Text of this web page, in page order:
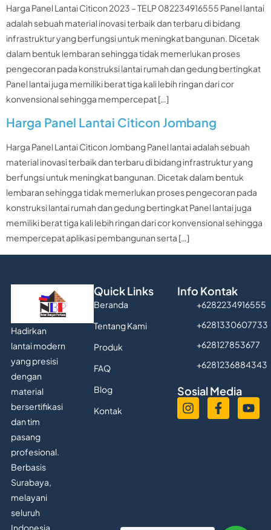
Harga Panel Lantai Citicon 2023 – TELP 082234916555 Panel lantai
adalah sebuah material inovasi terbaik dan terbaru di bidang
infrastruktur yang berfungsi untuk meningkat bangunan. Dicetak
dalam bentuk lembaran sehingga tidak memerlukan proses
pengecoran pada konstruksi lantai rumah dan gedung bertingkat
Panel lantai juga memiliki berat tiga kali lebih ringan dari cor
konvensional sehingga mempercepat […]
Harga Panel Lantai Citicon Jombang
Harga Panel Lantai Citicon Jombang Panel lantai adalah sebuah
material inovasi terbaik dan terbaru di bidang infrastruktur yang
berfungsi untuk meningkat bangunan. Dicetak dalam bentuk
lembaran sehingga tidak memerlukan proses pengecoran pada
konstruksi lantai rumah dan gedung bertingkat Panel lantai juga
memiliki berat tiga kali lebih ringan dari cor konvensional sehingga
mempercepat aplikasi pembangunan serta […]
Hadirkan
lantai modern
yang presisi
dengan
material
bersertifikasi
dan tim
pasang
profesional.
Berbasis
Surabaya,
melayani
seluruh
Indonesia.
Quick Links
Beranda
Tentang Kami
Produk
FAQ
Blog
Kontak
Info Kontak
+6282234916555
+6281330607733
+628127853677
+6281236884343
Sosial Media